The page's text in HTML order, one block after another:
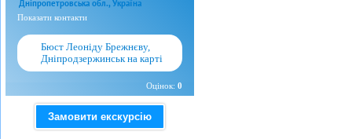
Дніпропетровська обл., Україна
Показати контакти
Бюст Леоніду Брежнєву,
Дніпродзержинськ на карті
Оцінок: 0
Замовити екскурсію